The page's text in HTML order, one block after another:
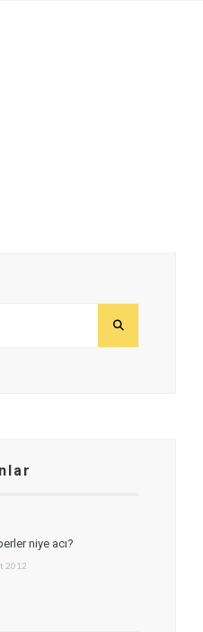
niye acı?
2012